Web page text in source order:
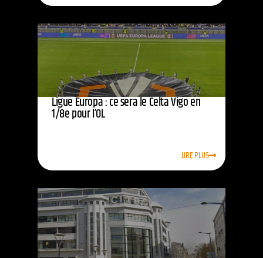
Ligue Europa : ce sera le Celta Vigo en
1/8e pour l’OL
LIRE PLUS